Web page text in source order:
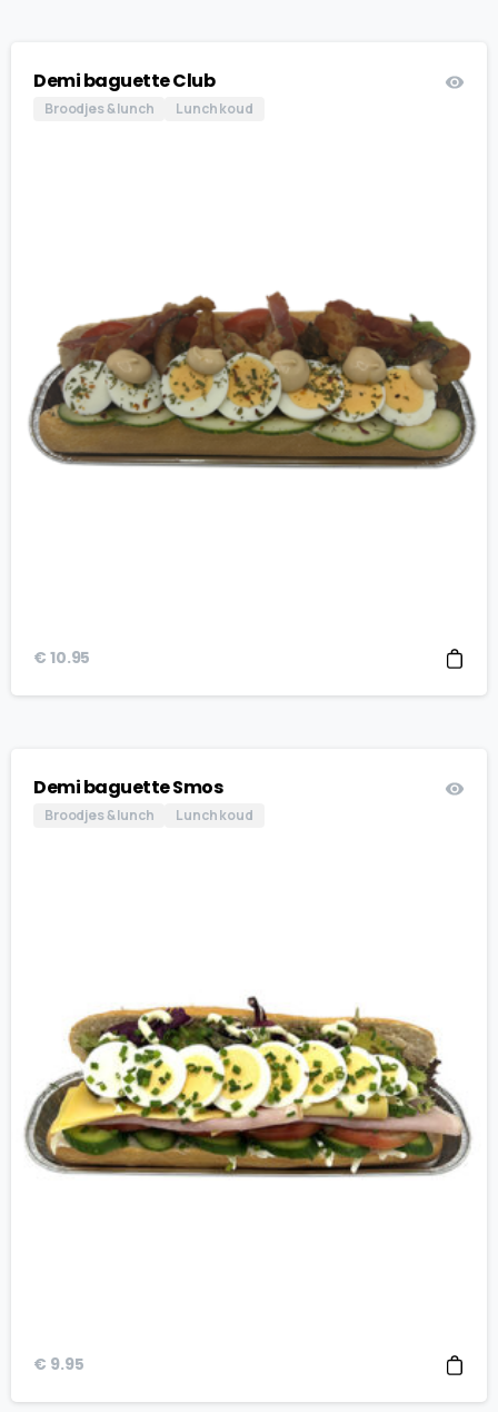
Demi baguette Club
Broodjes & lunch Lunch koud
€ 10.95
Demi baguette Smos
Broodjes & lunch Lunch koud
€ 9.95